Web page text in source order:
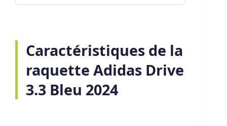
Caractéristiques de la
raquette Adidas Drive
3.3 Bleu 2024